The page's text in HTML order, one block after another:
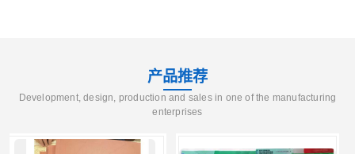
产品推荐
Development, design, production and sales in one of the manufacturing
enterprises